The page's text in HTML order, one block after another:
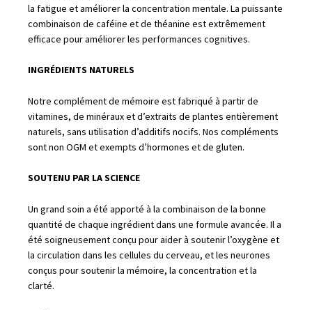
la fatigue et améliorer la concentration mentale. La puissante
combinaison de caféine et de théanine est extrêmement
efficace pour améliorer les performances cognitives.
INGRÉDIENTS NATURELS
Notre complément de mémoire est fabriqué à partir de
vitamines, de minéraux et d’extraits de plantes entièrement
naturels, sans utilisation d’additifs nocifs. Nos compléments
sont non OGM et exempts d’hormones et de gluten.
SOUTENU PAR LA SCIENCE
Un grand soin a été apporté à la combinaison de la bonne
quantité de chaque ingrédient dans une formule avancée. Il a
été soigneusement conçu pour aider à soutenir l’oxygène et
la circulation dans les cellules du cerveau, et les neurones
conçus pour soutenir la mémoire, la concentration et la
clarté.